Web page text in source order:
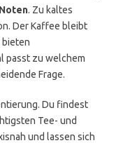
. Zu kaltes
Der Kaffee bleibt
bieten
passt zu welchem
Frage.
Du findest
Tee- und
und lassen sich